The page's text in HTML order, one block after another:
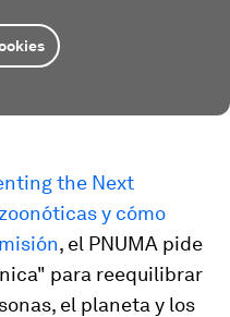
the Next
y cómo
, el PNUMA pide
para reequilibrar
el planeta y los